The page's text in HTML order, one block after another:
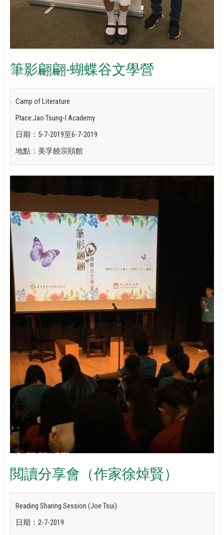
筆影翩翩-蝴蝶谷文學營
Camp of Literature
Place:Jao Tsung-I Academy
日期：5-7-2019至6-7-2019
地點：美孚饒宗頤館
閲讀分享會（作家徐焯賢）
Reading Sharing Session (Joe Tsui)
日期：2-7-2019